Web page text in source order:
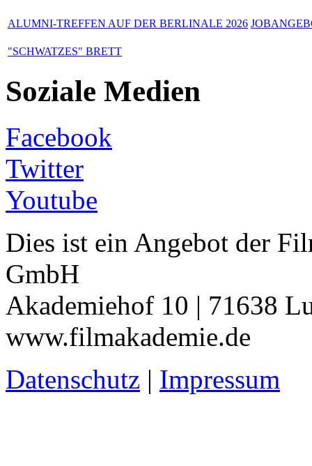
ALUMNI-TREFFEN AUF DER BERLINALE 2026
"SCHWATZES" BRETT
Soziale Medien
Facebook
Twitter
Youtube
Dies ist ein Angebot der
GmbH
Akademiehof 10 | 71638
www.filmakademie.de
Datenschutz | Impressum